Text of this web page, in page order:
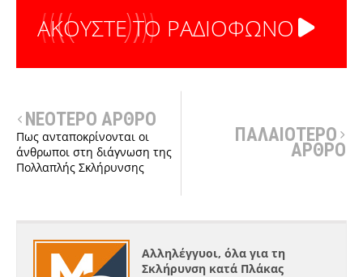
ΑΚΟΥΣΤΕ ΤΟ ΡΑΔΙΟΦΩΝΟ
ΝΕΟΤΕΡΟ ΑΡΘΡΟ
Πως ανταποκρίνονται οι
άνθρωποι στη διάγνωση της
Πολλαπλής Σκλήρυνσης
ΠΑΛΑΙΟΤΕΡΟ
ΑΡΘΡΟ
Αλληλέγγυοι, όλα για τη
Σκλήρυνση κατά Πλάκας